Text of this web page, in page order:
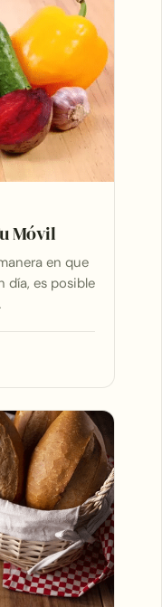
Móvil
en que
día, es posible